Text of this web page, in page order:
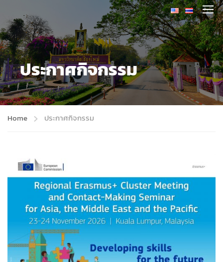
ประกาศกิจกรรม
Home ประกาศกิจกรรม